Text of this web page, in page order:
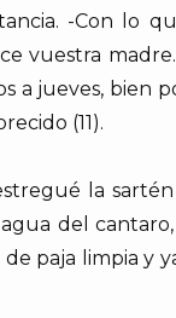
-Con lo
vuestra
a jueves, bien
(11).
la
del
paja limpia y